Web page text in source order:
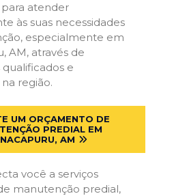
atender
às suas necessidades
especialmente em
AM, através de
qualificados e
região.
UM ORÇAMENTO DE
PREDIAL EM
AM
você a serviços
manutenção predial,